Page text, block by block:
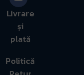
Livrare
și
plată
Politică